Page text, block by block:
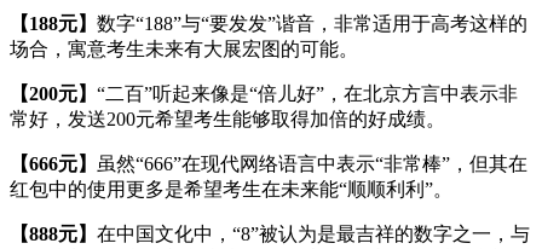
【188元】 数字“188”与“要发发”谐音，非常适用于高考这样的
场合，寓意考生未来有大展宏图的可能。
【200元】 “二百”听起来像是“倍儿好”，在北京方言中表示非
常好，发送200元希望考生能够取得加倍的好成绩。
【666元】
虽然“666”在现代网络语言中表示“非常棒”，但其在
红包中的使用更多是希望考生在未来能“顺顺利利”。
【888元】 在中国文化中，“8”被认为是最吉祥的数字之一，与